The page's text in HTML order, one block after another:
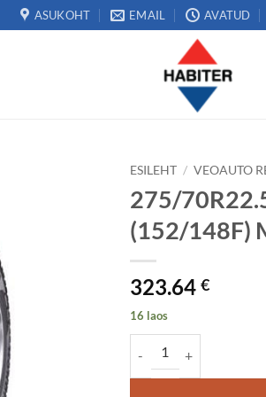
ASUKOHT EMAIL AVATUD
ESILEHT / VEOAUTO
275/
(152/148F)
323.64 €
16 laos